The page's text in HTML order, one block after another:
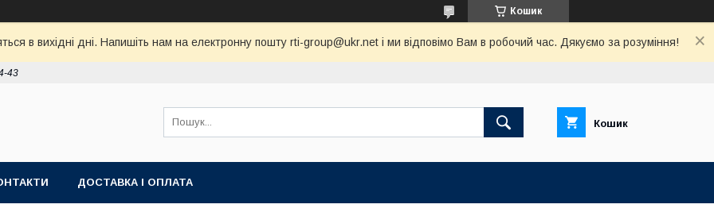
Кошик
в вихідні дні. Напишіть нам на електронну пошту rti-group@ukr.net і ми відповімо Вам в робочий час. Дякуємо за розуміння!
43
Кошик
ДОСТАВКА І ОПЛАТА